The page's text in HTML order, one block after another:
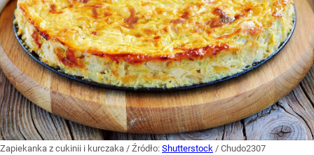
Zapiekanka z cukinii i kurczaka / Źródło: Shutterstock / Chudo2307